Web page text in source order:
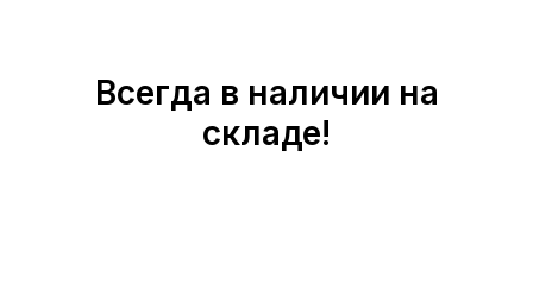
Всегда в наличии на
складе!